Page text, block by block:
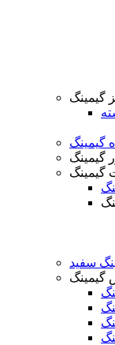
گیمینگ
گیمینگ
گیمینگ
گیمینگ
سفید
گیمینگ